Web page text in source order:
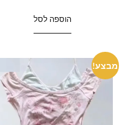
הוספה לסל
מבצע!